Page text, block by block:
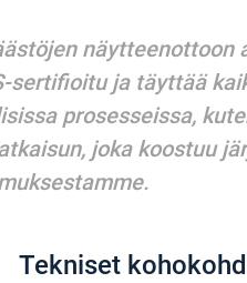
sertifioitu ja täyttää
prosesseissa,
joka koostuu
Tekniset